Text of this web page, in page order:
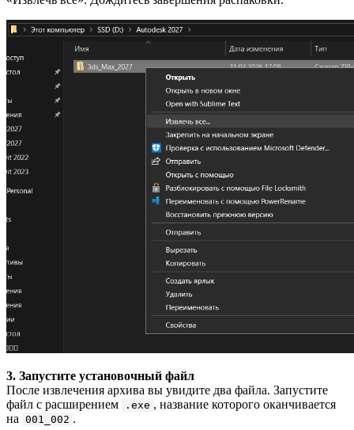
3. Запустите установочный файл
После извлечения архива вы увидите два файла. Запустите
файл с расширением
.exe , название которого оканчивается
на 001_002 .